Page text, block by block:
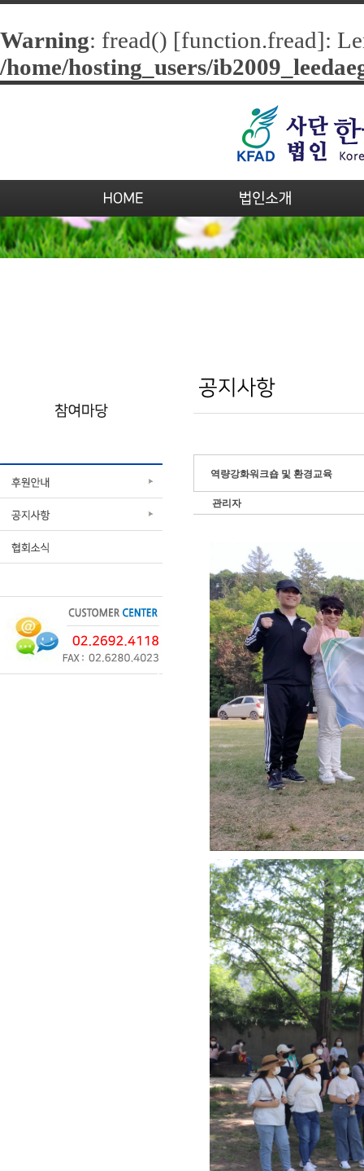
Warning: fread() [function.fread]:
/home/hosting_users/
역량강화워크숍 및 환경교육
관리자